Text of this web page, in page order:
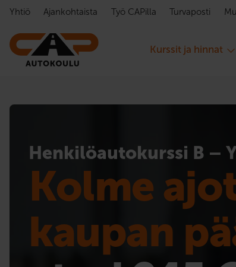
Hyppää sisältöön
Kurssit ja hinnat
Yhtiö Ajankohtaista Työ CAPilla Turvaposti
Henkilöauto­kurssi B –
Kolme
kaupan